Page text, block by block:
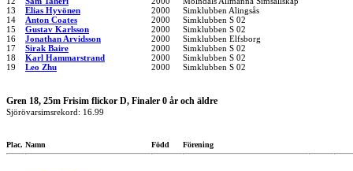
13
Elias Hyvönen 2000
Simklubben Alingsås
14
Anton Coates 2000
Simklubben S 02
15
Gustav Karlsson 2000
Simklubben S 02
16
Jonathan Arvidsson 2000
Simklubben Elfsborg
17
Sirak Baire 2000
Simklubben S 02
18
Karl Hammarstrand 2000
Simklubben S 02
19
Leo Zhu 2000 Simklubben S 02
Gren 18, 25m Frisim flickor D, Finaler 0 år och äldre
Sjörövarsimsrekord: 16.99
Plac. Namn Född Förening